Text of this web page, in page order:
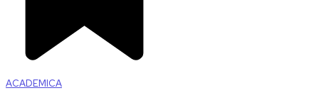
ACADEMICA